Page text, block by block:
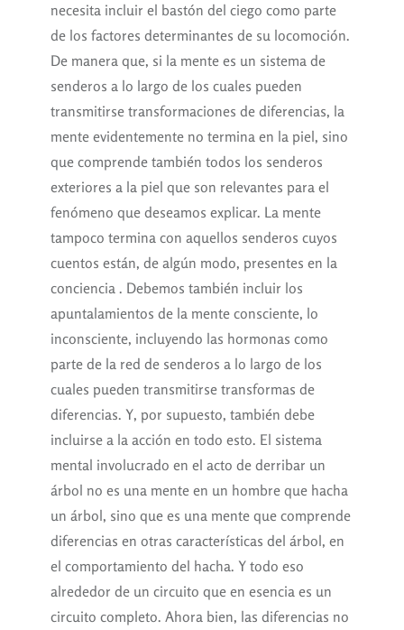
necesita incluir el bastón del ciego como parte
de los factores determinantes de su locomoción.
De manera que, si la mente es un sistema de
senderos a lo largo de los cuales pueden
transmitirse transformaciones de diferencias, la
mente evidentemente no termina en la piel, sino
que comprende también todos los senderos
exteriores a la piel que son relevantes para el
fenómeno que deseamos explicar. La mente
tampoco termina con aquellos senderos cuyos
cuentos están, de algún modo, presentes en la
conciencia . Debemos también incluir los
apuntalamientos de la mente consciente, lo
inconsciente, incluyendo las hormonas como
parte de la red de senderos a lo largo de los
cuales pueden transmitirse transformas de
diferencias. Y, por supuesto, también debe
incluirse a la acción en todo esto. El sistema
mental involucrado en el acto de derribar un
árbol no es una mente en un hombre que hacha
un árbol, sino que es una mente que comprende
diferencias en otras características del árbol, en
el comportamiento del hacha. Y todo eso
alrededor de un circuito que en esencia es un
circuito completo. Ahora bien, las diferencias no